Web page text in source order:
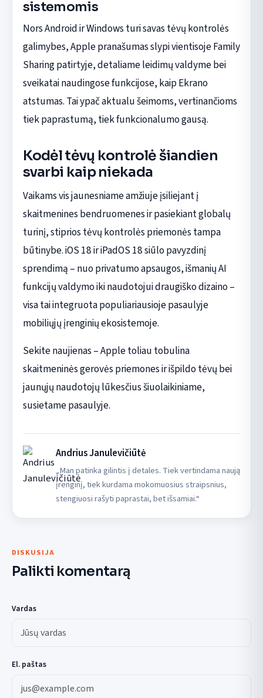
sistemomis
Nors Android ir Windows turi savas tėvų kontrolės
galimybes, Apple pranašumas slypi vientisoje Family
Sharing patirtyje, detaliame leidimų valdyme bei
sveikatai naudingose funkcijose, kaip Ekrano
atstumas. Tai ypač aktualu šeimoms, vertinančioms
tiek paprastumą, tiek funkcionalumo gausą.
Kodėl tėvų kontrolė šiandien
svarbi kaip niekada
Vaikams vis jaunesniame amžiuje įsiliejant į
skaitmenines bendruomenes ir pasiekiant globalų
turinį, stiprios tėvų kontrolės priemonės tampa
būtinybe. iOS 18 ir iPadOS 18 siūlo pavyzdinį
sprendimą – nuo privatumo apsaugos, išmanių AI
funkcijų valdymo iki naudotojui draugiško dizaino –
visa tai integruota populiariausioje pasaulyje
mobiliųjų įrenginių ekosistemoje.
Sekite naujienas – Apple toliau tobulina
skaitmeninės gerovės priemones ir išpildo tėvų bei
jaunųjų naudotojų lūkesčius šiuolaikiniame,
susietame pasaulyje.
Andrius Janulevičiūtė
„Man patinka gilintis į detales. Tiek vertindama naują
įrenginį, tiek kurdama mokomuosius straipsnius,
stengiuosi rašyti paprastai, bet išsamiai.“
DISKUSIJA
Palikti komentarą
Vardas
El. paštas